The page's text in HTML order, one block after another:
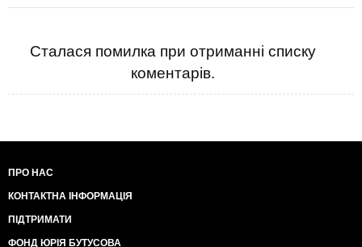
Сталася помилка при отриманні списку
коментарів.
ПРО НАС
КОНТАКТНА ІНФОРМАЦІЯ
ПІДТРИМАТИ
ФОНД ЮРІЯ БУТУСОВА